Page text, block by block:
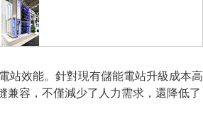
站效能。針對現有儲能電站升級成本高
兼容，不僅減少了人力需求，還降低了